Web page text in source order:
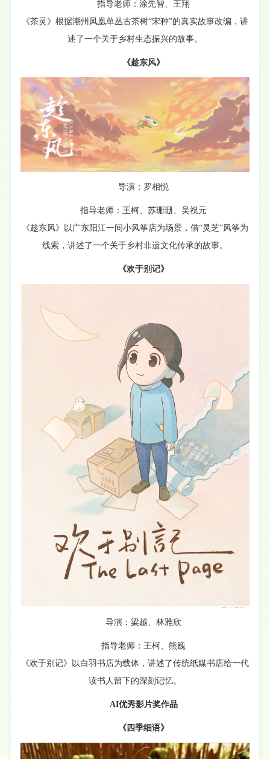
指导老师：涂先智、王翔
《茶灵》根据潮州凤凰单丛古茶树“宋种”的真实故事改编，讲
述了一个关于乡村生态振兴的故事。
《趁东风》
导演：罗相悦
指导老师：王柯、苏珊珊、吴祝元
《趁东风》以广东阳江一间小风筝店为场景，借“灵芝”风筝为
线索，讲述了一个关于乡村非遗文化传承的故事。
《欢于别记》
导演：梁越、林雅欣
指导老师：王柯、熊巍
《欢于别记》以白羽书店为载体，讲述了传统纸媒书店给一代
读书人留下的深刻记忆。
AI优秀影片奖作品
《四季细语》